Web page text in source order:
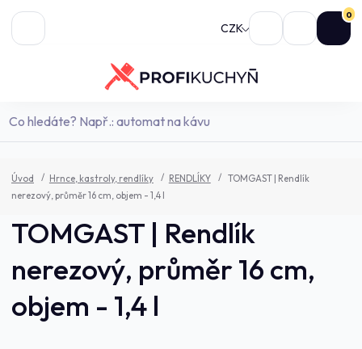
CZK
0
Úvod Hrnce, kastroly, rendlíky RENDLÍKY
TOMGAST | Rendlík
nerezový, průměr 16 cm, objem - 1,4 l
TOMGAST | Rendlík
nerezový, průměr 16 cm,
objem - 1,4 l